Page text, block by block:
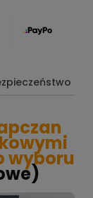
wyboru